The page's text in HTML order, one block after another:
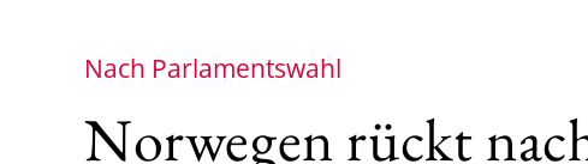
Nach Parlamentswahl
Norwegen rückt